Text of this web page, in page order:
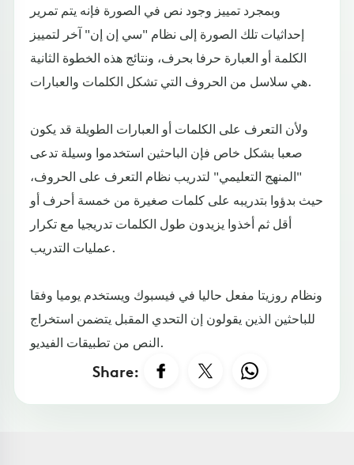
وبمجرد تمييز وجود نص في الصورة فإنه يتم تمرير
إحداثيات تلك الصورة إلى نظام "سي إن إن" آخر لتمييز
الكلمة أو العبارة حرفا بحرف، ونتائج هذه الخطوة الثانية
هي سلاسل من الحروف التي تشكل الكلمات والعبارات.
ولأن التعرف على الكلمات أو العبارات الطويلة قد يكون
صعبا بشكل خاص فإن الباحثين استخدموا وسيلة تدعى
"المنهج التعليمي" لتدريب نظام التعرف على الحروف،
حيث بدؤوا بتدريبه على كلمات صغيرة من خمسة أحرف أو
أقل ثم أخذوا يزيدون طول الكلمات تدريجيا مع تكرار
عمليات التدريب.
ونظام روزيتا مفعل حاليا في فيسبوك ويستخدم يوميا وفقا
للباحثين الذين يقولون إن التحدي المقبل يتضمن استخراج
النص من تطبيقات الفيديو.
Share: